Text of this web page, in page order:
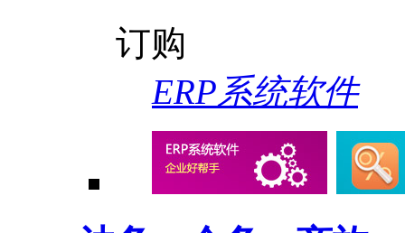
订购
ERP系统软件